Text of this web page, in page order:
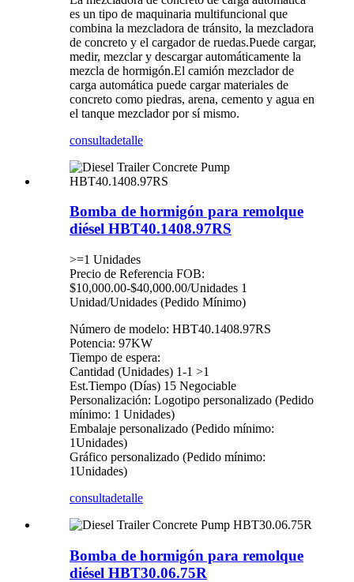
es un tipo de maquinaria multifuncional que
combina la mezcladora de tránsito, la mezcladora
de concreto y el cargador de ruedas.Puede cargar,
medir, mezclar y descargar automáticamente la
mezcla de hormigón.El camión mezclador de
carga automática puede cargar materiales de
concreto como piedras, arena, cemento y agua en
el tanque mezclador por sí mismo.
consultadetalle
Bomba de hormigón para remolque
diésel HBT40.1408.97RS
>=1 Unidades
Precio de Referencia FOB:
$10,000.00-$40,000.00/Unidades 1
Unidad/Unidades (Pedido Mínimo)
Número de modelo: HBT40.1408.97RS
Potencia: 97KW
Tiempo de espera:
Cantidad (Unidades) 1-1 >1
Est.Tiempo (Días) 15 Negociable
Personalización: Logotipo personalizado (Pedido
mínimo: 1 Unidades)
Embalaje personalizado (Pedido mínimo:
1Unidades)
Gráfico personalizado (Pedido mínimo:
1Unidades)
consultadetalle
Bomba de hormigón para remolque
diésel HBT30.06.75R